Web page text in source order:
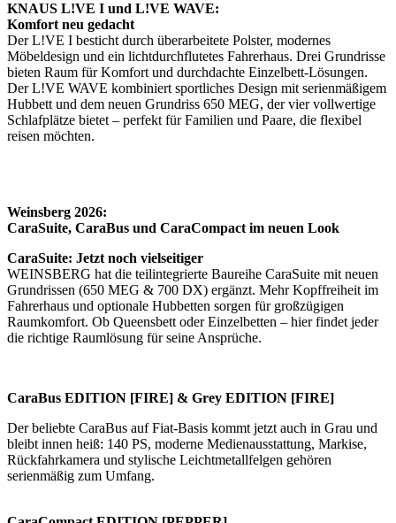
KNAUS L!VE I und L!VE WAVE:
Komfort neu gedacht
Der L!VE I besticht durch überarbeitete Polster, modernes
Möbeldesign und ein lichtdurchflutetes Fahrerhaus. Drei Grundrisse
bieten Raum für Komfort und durchdachte Einzelbett-Lösungen.
Der L!VE WAVE kombiniert sportliches Design mit serienmäßigem
Hubbett und dem neuen Grundriss 650 MEG, der vier vollwertige
Schlafplätze bietet – perfekt für Familien und Paare, die flexibel
reisen möchten.
Weinsberg 2026:
CaraSuite, CaraBus und CaraCompact im neuen Look
CaraSuite: Jetzt noch vielseitiger
WEINSBERG hat die teilintegrierte Baureihe CaraSuite mit neuen
Grundrissen (650 MEG & 700 DX) ergänzt. Mehr Kopffreiheit im
Fahrerhaus und optionale Hubbetten sorgen für großzügigen
Raumkomfort. Ob Queensbett oder Einzelbetten – hier findet jeder
die richtige Raumlösung für seine Ansprüche.
CaraBus EDITION [FIRE] & Grey EDITION [FIRE]
Der beliebte CaraBus auf Fiat-Basis kommt jetzt auch in Grau und
bleibt innen heiß: 140 PS, moderne Medienausstattung, Markise,
Rückfahrkamera und stylische Leichtmetallfelgen gehören
serienmäßig zum Umfang.